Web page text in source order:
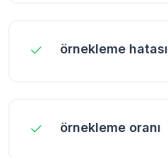
örnekleme hatası
örnekleme oranı